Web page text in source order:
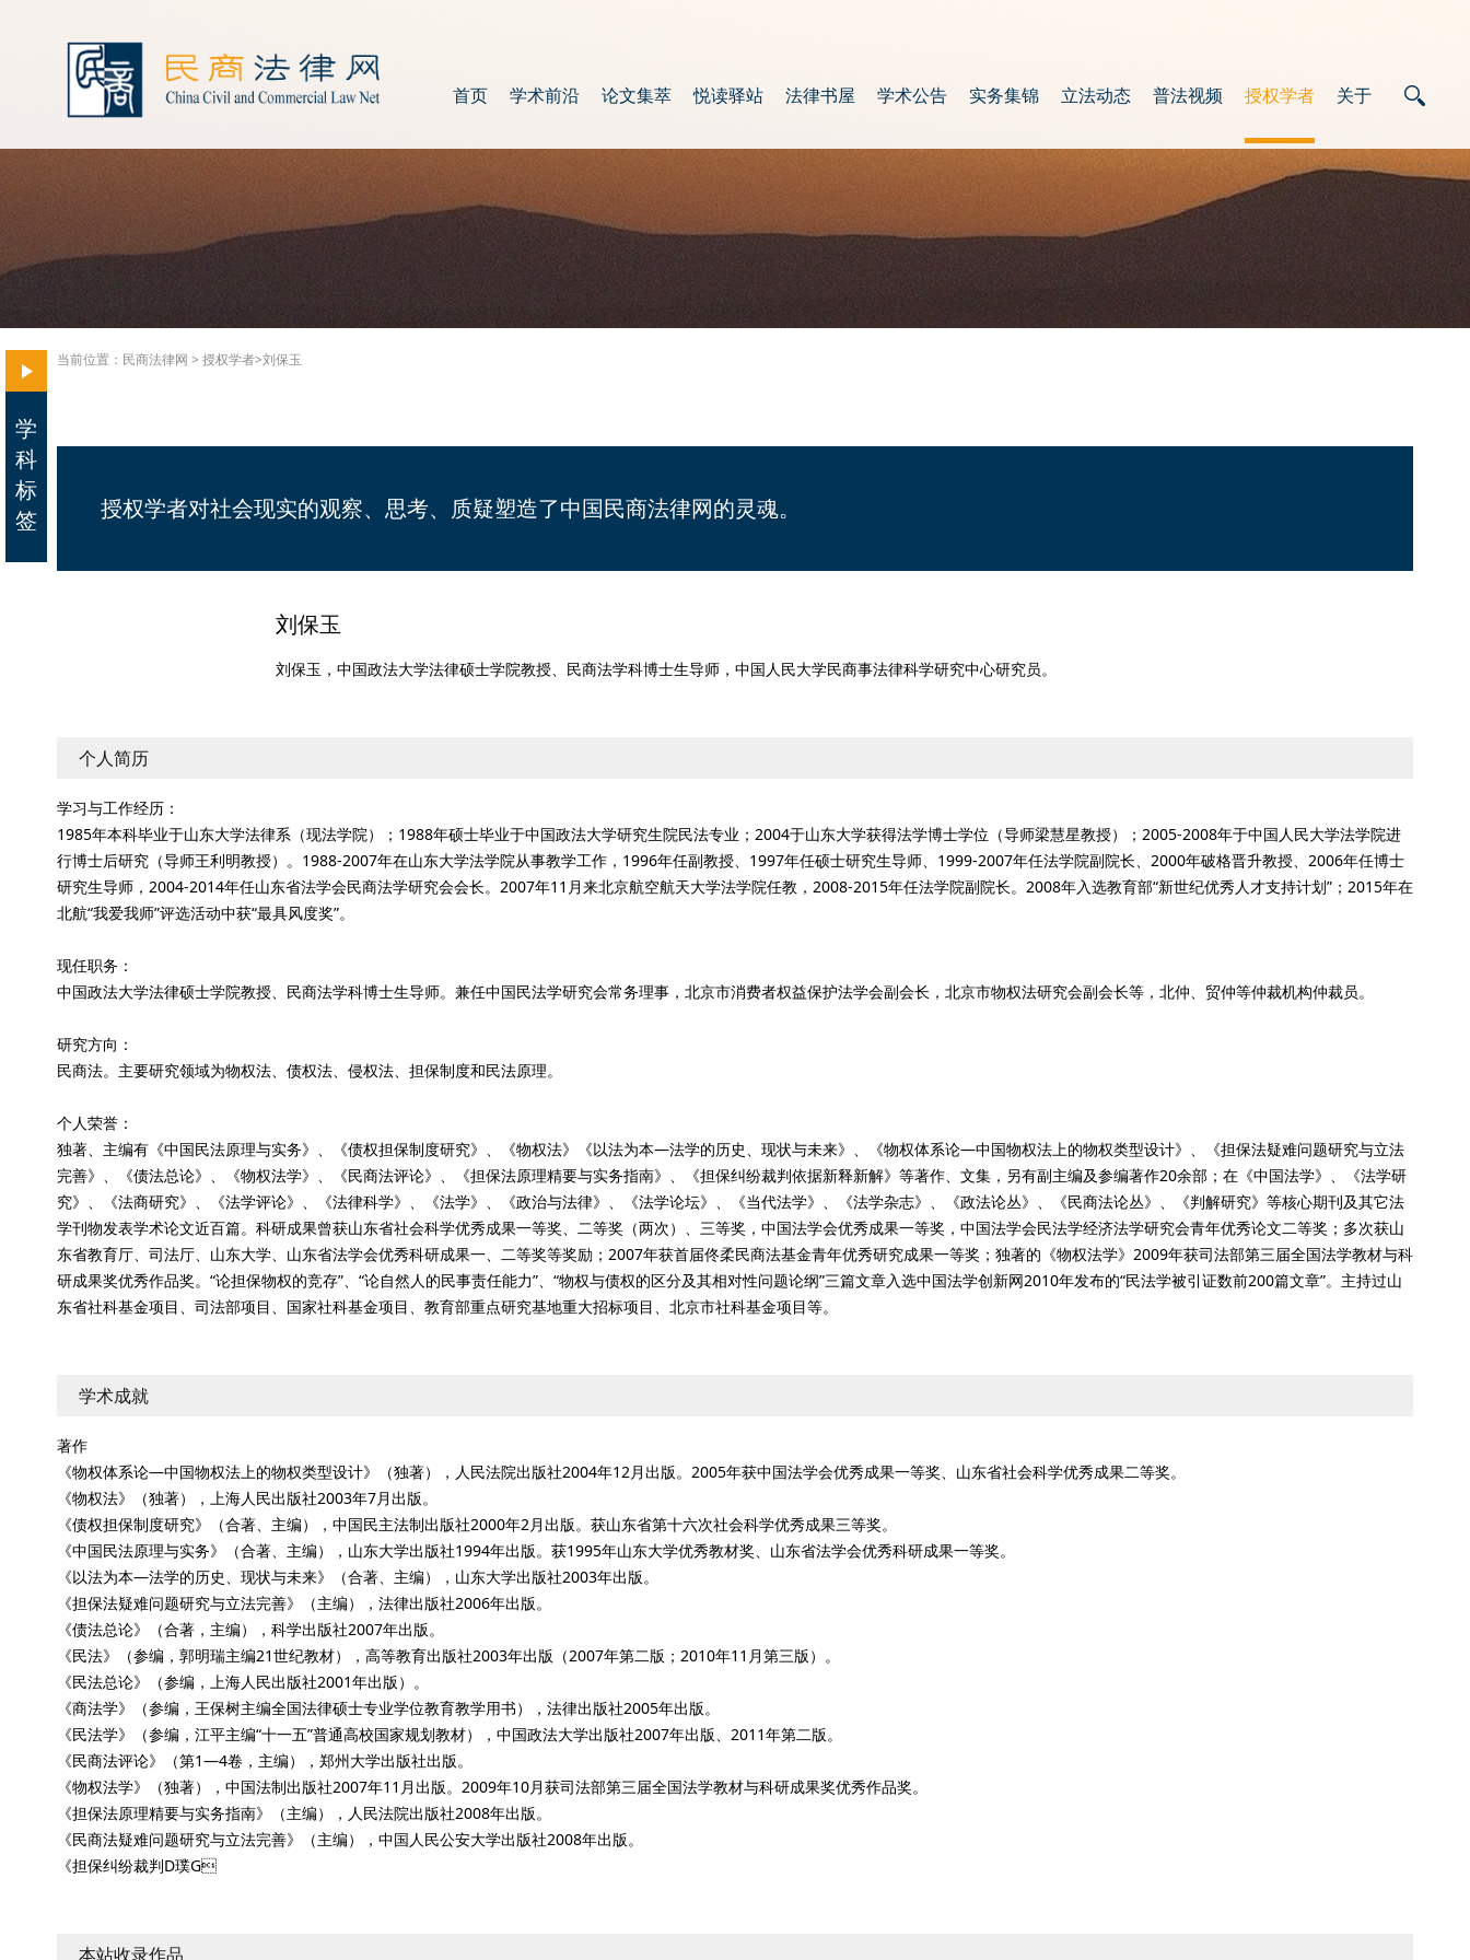
首页 学术前沿 论文集萃 悦读驿站 法律书屋 学术公告 实务集锦 立法动态 普法视频 授权学者 关于
当前位置： 民商法律网 > 授权学者>刘保玉
授权学者对社会现实的观察、思考、质疑塑造了中国民商法律网的灵魂。
刘保玉
刘保玉，中国政法大学法律硕士学院教授、民商法学科博士生导师，中国人民大学民商事法律科学研究中心研究员。
个人简历
学习与工作经历：
1985年本科毕业于山东大学法律系（现法学院）；1988年硕士毕业于中国政法大学研究生院民法专业；2004于山东大学获得法学博士学位（导师梁慧星教授）；2005-2008年于中国人民大学法学院进
行博士后研究（导师王利明教授）。1988-2007年在山东大学法学院从事教学工作，1996年任副教授、1997年任硕士研究生导师、1999-2007年任法学院副院长、2000年破格晋升教授、2006年任博士
研究生导师，2004-2014年任山东省法学会民商法学研究会会长。2007年11月来北京航空航天大学法学院任教，2008-2015年任法学院副院长。2008年入选教育部“新世纪优秀人才支持计划”；2015年在
北航“我爱我师”评选活动中获“最具风度奖”。
现任职务：
中国政法大学法律硕士学院教授、民商法学科博士生导师。兼任中国民法学研究会常务理事，北京市消费者权益保护法学会副会长，北京市物权法研究会副会长等，北仲、贸仲等仲裁机构仲裁员。
研究方向：
民商法。主要研究领域为物权法、债权法、侵权法、担保制度和民法原理。
个人荣誉：
独著、主编有《中国民法原理与实务》、《债权担保制度研究》、《物权法》《以法为本—法学的历史、现状与未来》、《物权体系论—中国物权法上的物权类型设计》、《担保法疑难问题研究与立法
完善》、《债法总论》、《物权法学》、《民商法评论》、《担保法原理精要与实务指南》、《担保纠纷裁判依据新释新解》等著作、文集，另有副主编及参编著作20余部；在《中国法学》、《法学研
究》、《法商研究》、《法学评论》、《法律科学》、《法学》、《政治与法律》、《法学论坛》、《当代法学》、《法学杂志》、《政法论丛》、《民商法论丛》、《判解研究》等核心期刊及其它法
学刊物发表学术论文近百篇。科研成果曾获山东省社会科学优秀成果一等奖、二等奖（两次）、三等奖，中国法学会优秀成果一等奖，中国法学会民法学经济法学研究会青年优秀论文二等奖；多次获山
东省教育厅、司法厅、山东大学、山东省法学会优秀科研成果一、二等奖等奖励；2007年获首届佟柔民商法基金青年优秀研究成果一等奖；独著的《物权法学》2009年获司法部第三届全国法学教材与科
研成果奖优秀作品奖。“论担保物权的竞存”、“论自然人的民事责任能力”、“物权与债权的区分及其相对性问题论纲”三篇文章入选中国法学创新网2010年发布的“民法学被引证数前200篇文章”。主持过山
东省社科基金项目、司法部项目、国家社科基金项目、教育部重点研究基地重大招标项目、北京市社科基金项目等。
学术成就
著作
《物权体系论—中国物权法上的物权类型设计》（独著），人民法院出版社2004年12月出版。2005年获中国法学会优秀成果一等奖、山东省社会科学优秀成果二等奖。
《物权法》（独著），上海人民出版社2003年7月出版。
《债权担保制度研究》（合著、主编），中国民主法制出版社2000年2月出版。获山东省第十六次社会科学优秀成果三等奖。
《中国民法原理与实务》（合著、主编），山东大学出版社1994年出版。获1995年山东大学优秀教材奖、山东省法学会优秀科研成果一等奖。
《以法为本—法学的历史、现状与未来》（合著、主编），山东大学出版社2003年出版。
《担保法疑难问题研究与立法完善》（主编），法律出版社2006年出版。
《债法总论》（合著，主编），科学出版社2007年出版。
《民法》（参编，郭明瑞主编21世纪教材），高等教育出版社2003年出版（2007年第二版；2010年11月第三版）。
《民法总论》（参编，上海人民出版社2001年出版）。
《商法学》（参编，王保树主编全国法律硕士专业学位教育教学用书），法律出版社2005年出版。
《民法学》（参编，江平主编“十一五”普通高校国家规划教材），中国政法大学出版社2007年出版、2011年第二版。
《民商法评论》（第1—4卷，主编），郑州大学出版社出版。
《物权法学》（独著），中国法制出版社2007年11月出版。2009年10月获司法部第三届全国法学教材与科研成果奖优秀作品奖。
《担保法原理精要与实务指南》（主编），人民法院出版社2008年出版。
《民商法疑难问题研究与立法完善》（主编），中国人民公安大学出版社2008年出版。
《担保纠纷裁判D璞G
本站收录作品
学
科
标
签